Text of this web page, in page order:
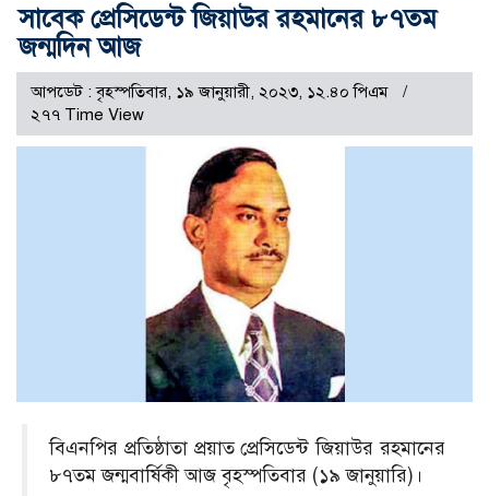
সাবেক প্রেসিডেন্ট জিয়াউর রহমানের ৮৭তম
জন্মদিন আজ
আপডেট : বৃহস্পতিবার, ১৯ জানুয়ারী, ২০২৩, ১২.৪০ পিএম
২৭৭ Time View
বিএনপির প্রতিষ্ঠাতা প্রয়াত প্রেসিডেন্ট জিয়াউর রহমানের
৮৭তম জন্মবার্ষিকী আজ বৃহস্পতিবার (১৯ জানুয়ারি)।